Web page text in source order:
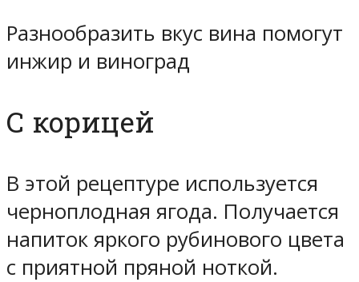
Разнообразить вкус вина помогут
инжир и виноград
С корицей
В этой рецептуре используется
черноплодная ягода. Получается
напиток яркого рубинового цвета
с приятной пряной ноткой.